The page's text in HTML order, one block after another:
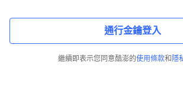
通行金鑰登入
繼續即表示您同意酷澎的使用條款和 隱